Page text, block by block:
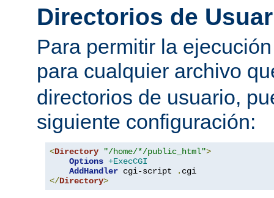
Directorios de
Para permitir la
para cualquier archivo
directorios de usuario,
siguiente configuración:
<Directory "/home/*/public_html">
Options +ExecCGI
AddHandler cgi-script .
</Directory>